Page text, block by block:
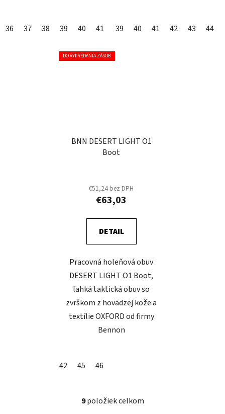
36 37 38 39 40 41 42 43 44 45 46 47
39 40 41 42 43 44
DO VYPREDANIA ZÁSOB
BNN DESERT LIGHT O1
Boot
€51,24 bez DPH
€63,03
DETAIL
Pracovná holeňová obuv
DESERT LIGHT O1 Boot,
ľahká taktická obuv so
zvrškom z hovädzej kože a
textílie OXFORD od firmy
Bennon
42 45 46
O
9položiek celkom